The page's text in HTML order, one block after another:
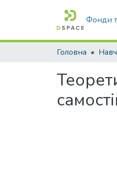
Фонди
Головна